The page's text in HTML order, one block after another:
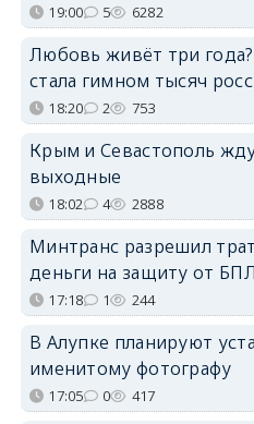
19:00 5 6282
Любовь живёт три
стала гимном тысяч
18:20 2 753
Крым и Севастополь
выходные
18:02 4 2888
Минтранс разрешил
деньги на защиту от
17:18 1 244
В Алупке планируют
именитому фотографу
17:05 0 417